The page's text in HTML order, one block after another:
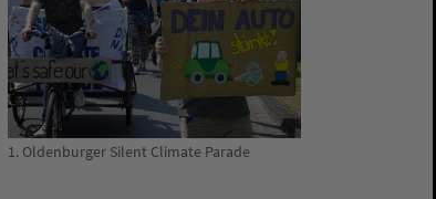
1. Oldenburger Silent Climate Parade